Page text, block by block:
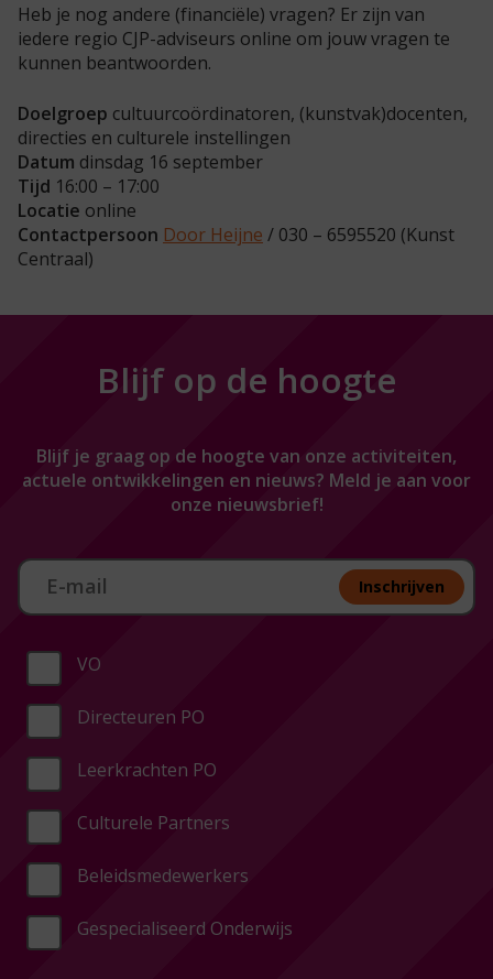
Heb je nog andere (financiële) vragen? Er zijn van
iedere regio CJP-adviseurs online om jouw vragen te
kunnen beantwoorden.
Doelgroep cultuurcoördinatoren, (kunstvak)docenten,
directies en culturele instellingen
Datum dinsdag 16 september
Tijd 16:00 – 17:00
Locatie online
Contactpersoon Door Heijne / 030 – 6595520 (Kunst
Centraal)
Blijf op de hoogte
Blijf je graag op de hoogte van onze activiteiten,
actuele ontwikkelingen en nieuws? Meld je aan voor
onze nieuwsbrief!
Aan melden nieuwsbrief Inschrijven
VO
Directeuren PO
Leerkrachten PO
Culturele Partners
Beleidsmedewerkers
Gespecialiseerd Onderwijs